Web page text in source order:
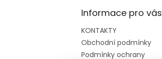
Informace pro vás
KONTAKTY
Obchodní podmínky
Podmínky ochrany